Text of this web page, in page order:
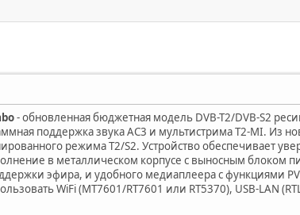
- обновленная бюджетная модель DVB-T2/DVB-S2
поддержка звука AC3 и мультистрима T2-MI. Из
режима T2/S2. Устройство обеспечивает
в металлическом корпусе с выносным блоком
эфира, и удобного медиаплеера с функциями
WiFi (MT7601/RT7601 или RT5370), USB-LAN